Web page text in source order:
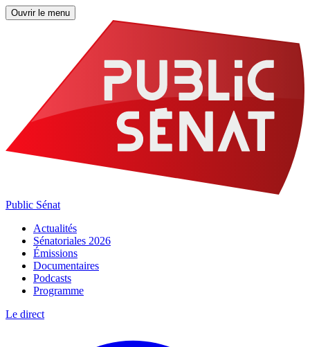
Ouvrir le menu
Public Sénat
Actualités
Sénatoriales 2026
Émissions
Documentaires
Podcasts
Programme
Le direct